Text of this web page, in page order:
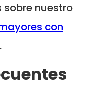
sobre nuestro
con
.